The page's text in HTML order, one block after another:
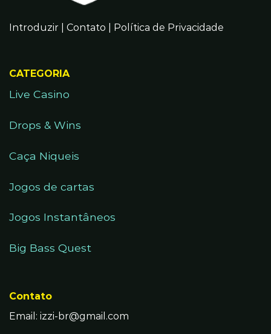
Introduzir Contato Política de Privacidade
CATEGORIA
Live Casino
Drops & Wins
Caça Niqueis
Jogos de cartas
Jogos Instantâneos
Big Bass Quest
Contato
Email: izzi-br@gmail.com